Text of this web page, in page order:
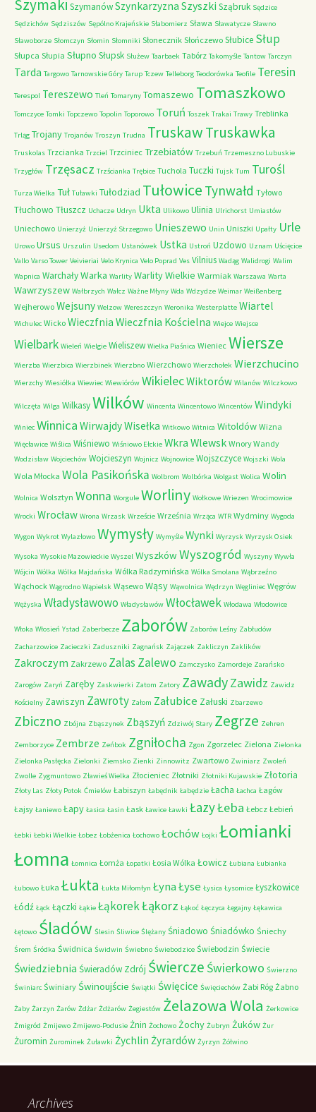
Szymaki SzymanówSzynkarzyzna Szyszki Sząbruk Sędzice
Sędzichów Sędziszów Sępólno Krajeńskie Słabomierz Sława Sławatycze Sławno
Sławoborze Słomczyn Słomin Słomniki Słonecznik Słończewo Słubice Słup
Słupca Słupia Słupno Słupsk Służew Taarbaek Tabórz Takomyśle Tantow Tarczyn
Tarda Targowo Tarnowskie Góry Tarup Tczew Telleborg Teodorówka Teofile Teresin
Terespol Tereszewo Tleń Tomaryny Tomaszewo Tomaszkowo
Tomczyce Tomki Topczewo Topolin Toporowo Toruń Toszek Trakai Trawy Treblinka
Trląg Trojany Trojanów Troszyn Trudna TruskawTruskawka
Truskolas Trzcianka Trzciel Trzciniec Trzebiatów Trzebuń Trzemeszno Lubuskie
Trzygłów Trzęsacz Trzścianka Trębice Tuchola Tuczki Tujsk Tum Turośl
Turza Wielka Tuł Tuławki Tułodziad Tułowice Tynwałd Tyłowo
Tłuchowo Tłuszcz Uchacze Udryn Ukta Ulikowo Ulinia Ulrichorst Umiastów
Uniechowo Unierzyż Unierzyż Strzegowo Unieszewo Unin Uniszki Upałty Urle
Urowo Ursus Urszulin Usedom Ustanówek Ustka Ustroń Uzdowo Uznam Uścięcice
Vallo Varso Tower Veivieriai Velo Krynica Velo Poprad Ves Vilnius Wadąg Walidrogi Walim
Wapnica WarchałyWarka Warlity Warlity Wielkie Warmiak Warszawa Warta
Wawrzyszew Wałbrzych Wałcz Ważne Młyny Wda Wdzydze Weimar Weißenberg
Wejherowo Wejsuny Welzow Wereszczyn Weronika Westerplatte Wiartel
Wichulec Wicko Wieczfnia Wieczfnia Kościelna Wiejce Wiejsce
Wielbark Wieleń Wielgie Wieliszew Wielka Piaśnica Wieniec Wiersze
Wierzba Wierzbica Wierzbinek Wierzbno Wierzchowo Wierzchołek Wierzchucino
Wierzchy Wiesiółka Wiewiec Wiewiórów WikielecWiktorów Wilanów Wilczkowo
Wilczęta Wilga WilkasyWilków Wincenta Wincentowo Wincentów Windyki
Winiec Winnica WirwajdyWisełka Witkowo Witnica Witoldów Wizna
Więcławice Wiślica Wiśniewo Wiśniowo Ełckie Wkra Wlewsk Wnory Wandy
Wodzisław Wojciechów Wojcieszyn Wojnicz Wojnowice Wojszczyce Wojszki Wola
Wola Młocka Wola Pasikońska Wolbrom Wolbórka Wolgast Wolica Wolin
Wolnica Wolsztyn Wonna Worgule Worliny Wołkowe Wriezen Wrocimowice
Wrocki Wrocław Wrona Wrzask Wrzeście Września Wrząca WTR Wydminy Wygoda
Wygon Wykrot Wylazłowo Wymysły Wymyśle Wynki Wyrzysk Wyrzysk Osiek
Wysoka Wysokie Mazowieckie Wyszel WyszkówWyszogród Wyszyny Wywła
Wójcin Wólka Wólka Majdańska Wólka Radzymińska Wólka Smolana Wąbrzeźno
Wąchock Wągrodno Wąpielsk Wąsewo Wąsy Wąwolnica Wędrzyn Węgliniec Węgrów
Wężyska Władysławowo Władysławów Włocławek Włodawa Włodowice
Włoka Włosień Ystad Zaberbecze Zaborów Zaborów Leśny Zabłudów
Zacharzowice Zacieczki Zaduszniki Zagnańsk Zajączek Zakliczyn Zaklików
Zakroczym Zakrzewo ZalasZalewo Zamczysko Zamordeje Zarańsko
Zarogów Zaryń Zaręby Zaskwierki Zatom Zatory ZawadyZawidz Zawidz
Kościelny Zawiszyn Zawroty Załom Załubice Załuski Zbarzewo
Zbiczno Zbójna Zbąszynek Zbąszyń Zdziwój Stary Zegrze Zehren
Zemborzyce Zembrze Zeńbok Zgniłocha Zgon Zgorzelec Zielona Zielonka
Zielonka Pasłęcka Zielonki Ziemsko Zienki Zinnowitz Zwartowo Zwiniarz Zwoleń
Zwolle Zygmuntowo Zławieś Wielka Złocieniec Złotniki Złotniki Kujawskie Złotoria
Złoty Las Złoty Potok Ćmielów Łabiszyn Łabędnik Łabędzie Łacha Łachca Łagów
Łajsy Łaniewo Łapy Łasica Łasin Łask Ławice Ławki ŁazyŁeba Łebcz Łebień
Łebki Łebki Wielkie Łobez Łobżenica Łochowo Łochów Łojki Łomianki
Łomna Łomnica Łomża Łopatki Łosia Wólka Łowicz Łubiana Łubianka
Łubowo Łuka Łukta Łukta Miłomłyn ŁynaŁyse Łysica Łysomice Łyszkowice
Łódź Łąck Łączki Łąkie ŁąkorekŁąkorz Łąkoć Łęczyca Łęgajny Łękawica
Łętowo Śladów Ślesin Śliwice Ślężany Śniadowo Śniadówko Śniechy
Śrem Śródka Świdnica Świdwin Świebno Świebodzice Świebodzin Świecie
Świedziebnia Świeradów Zdrój Świercze Świerkowo Świerzno
Świniarc Świniary Świnoujście Świątki Święcice Święciechów Żabi Róg Żabno
Żaby Żarzyn Żarów Żdżar Żdżarów Żegiestów Żelazowa Wola Żerkowice
Żmigród Żmijewo Żmijewo-Podusie Żnin Żochowo Żochy Żubryn Żuków Żur
Żuromin Żurominek Żuławki Żychlin Żyrardów Żyrzyn Żółwino
Archives